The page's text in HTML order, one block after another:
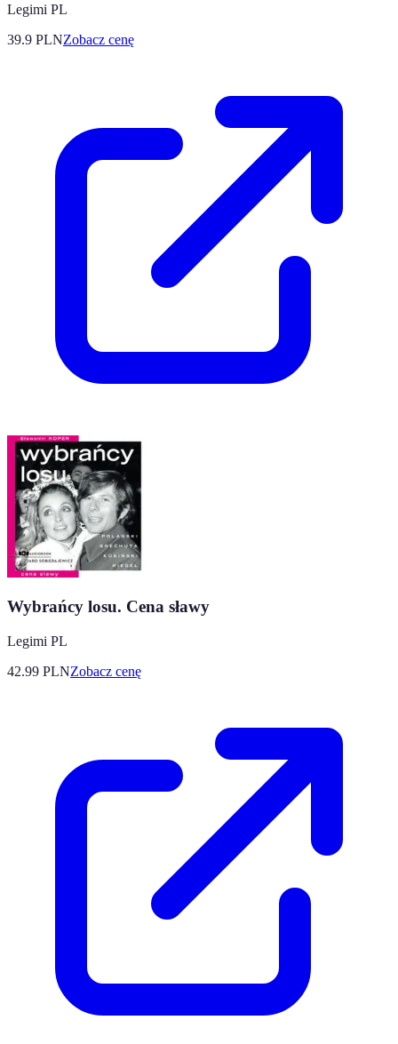
Legimi PL
39.9 PLNZobacz cenę
Wybrańcy losu. Cena sławy
Legimi PL
42.99 PLNZobacz cenę